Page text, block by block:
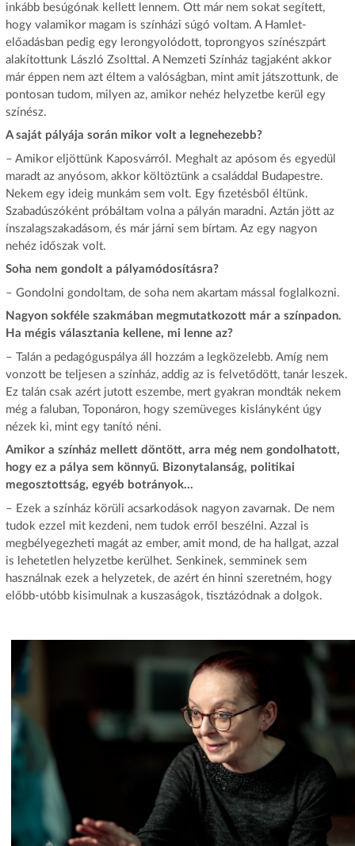
inkább besúgónak kellett lennem. Ott már nem sokat segített,
hogy valamikor magam is színházi súgó voltam. A Hamlet-
előadásban pedig egy lerongyolódott, toprongyos színészpárt
alakítottunk László Zsolttal. A Nemzeti Színház tagjaként akkor
már éppen nem azt éltem a valóságban, mint amit játszottunk, de
pontosan tudom, milyen az, amikor nehéz helyzetbe kerül egy
színész.
A saját pályája során mikor volt a legnehezebb?
– Amikor eljöttünk Kaposvárról. Meghalt az apósom és egyedül
maradt az anyósom, akkor költöztünk a családdal Budapestre.
Nekem egy ideig munkám sem volt. Egy fizetésből éltünk.
Szabadúszóként próbáltam volna a pályán maradni. Aztán jött az
ínszalagszakadásom, és már járni sem bírtam. Az egy nagyon
nehéz időszak volt.
Soha nem gondolt a pályamódosításra?
– Gondolni gondoltam, de soha nem akartam mással foglalkozni.
Nagyon sokféle szakmában megmutatkozott már a színpadon.
Ha mégis választania kellene, mi lenne az?
– Talán a pedagóguspálya áll hozzám a legközelebb. Amíg nem
vonzott be teljesen a színház, addig az is felvetődött, tanár leszek.
Ez talán csak azért jutott eszembe, mert gyakran mondták nekem
még a faluban, Toponáron, hogy szemüveges kislányként úgy
nézek ki, mint egy tanító néni.
Amikor a színház mellett döntött, arra még nem gondolhatott,
hogy ez a pálya sem könnyű. Bizonytalanság, politikai
megosztottság, egyéb botrányok…
– Ezek a színház körüli acsarkodások nagyon zavarnak. De nem
tudok ezzel mit kezdeni, nem tudok erről beszélni. Azzal is
megbélyegezheti magát az ember, amit mond, de ha hallgat, azzal
is lehetetlen helyzetbe kerülhet. Senkinek, semminek sem
használnak ezek a helyzetek, de azért én hinni szeretném, hogy
előbb-utóbb kisimulnak a kuszaságok, tisztázódnak a dolgok.